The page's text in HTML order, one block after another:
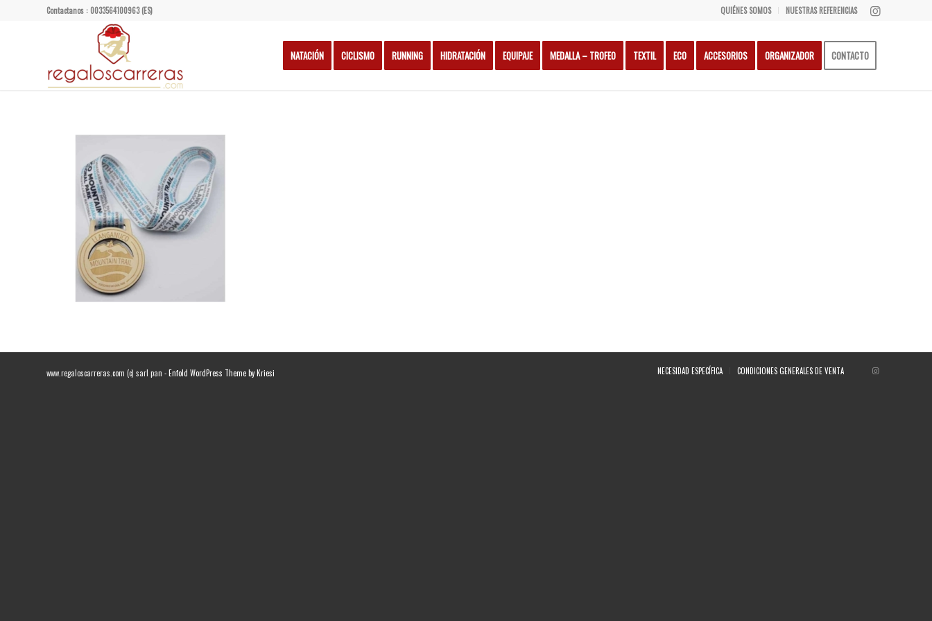
QUIÉNES SOMOS NUESTRAS REFERENCIAS
Contactanos : 0033564100963 (ES)
NATACIÓN CICLISMO RUNNING HIDRATACIÓN EQUIPAJE MEDALLA – TROFEO TEXTIL ECO ACCESORIOS ORGANIZADOR CONTACTO
www.regaloscarreras.com (c) sarl pan -Enfold WordPress Theme by Kriesi NECESIDAD ESPECÍFICA CONDICIONES GENERALES DE VENTA